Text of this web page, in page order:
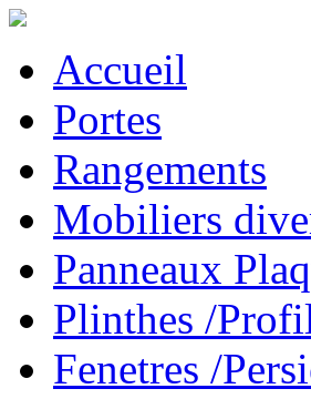
Accueil
Portes
Rangements
Mobiliers
Panneaux
Plinthes /
Fenetres /